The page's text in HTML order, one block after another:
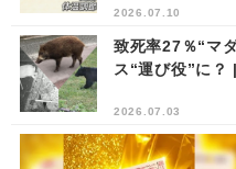
2026.07.10
致死率27％“マ
ス“運び役”に
2026.07.03